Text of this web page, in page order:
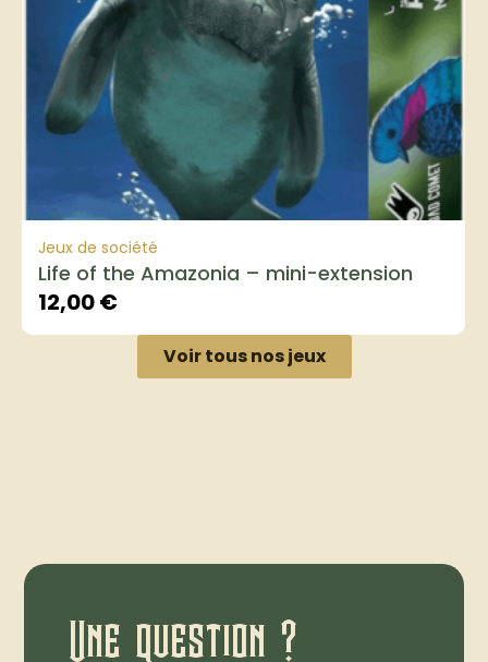
Jeux de société
Life of the Amazonia – mini-extension
12,00€
Voir tous nos jeux
Une question ?